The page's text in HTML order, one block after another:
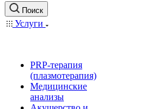
Поиск
Услуги
PRP-терапия
(плазмотерапия)
Медицинские
анализы